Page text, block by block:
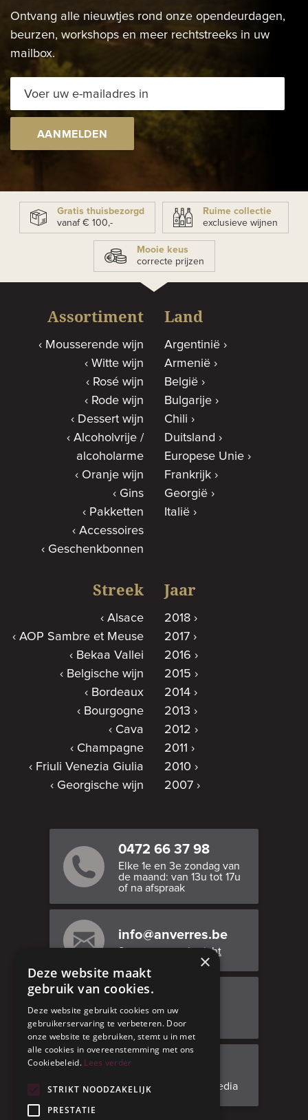
Ontvang alle nieuwtjes rond onze opendeurdagen,
beurzen, workshops en meer rechtstreeks in uw
mailbox.
AANMELDEN
Gratis thuisbezorgd
vanaf € 100,-
Ruime collectie
exclusieve wijnen
Mooie keus
correcte prijzen
Assortiment
Mousserende wijn
Witte wijn
Rosé wijn
Rode wijn
Dessert wijn
Alcoholvrije /
alcoholarme
Oranje wijn
Gins
Pakketten
Accessoires
Geschenkbonnen
Land
Argentinië
Armenië
België
Bulgarije
Chili
Duitsland
Europese Unie
Frankrijk
Georgië
Italië
Streek
Alsace
AOP Sambre et Meuse
Bekaa Vallei
Belgische wijn
Bordeaux
Bourgogne
Cava
Champagne
Friuli Venezia Giulia
Georgische wijn
Jaar
2018
2017
2016
2015
2014
2013
2012
2011
2010
2007
0472 66 37 98
Elke 1e en 3e zondag van
de maand: van 13u tot 17u
of na afspraak
info@anverres.be
Stuur ons een bericht
Adresgegevens
Facebook
Volg ons op social media
×
Deze website maakt
gebruik van cookies.
Deze website gebruikt cookies om uw
gebruikerservaring te verbeteren. Door
onze website te gebruiken, stemt u in met
alle cookies in overeenstemming met ons
Cookiebeleid. Lees verder
STRIKT NOODZAKELIJK
PRESTATIE